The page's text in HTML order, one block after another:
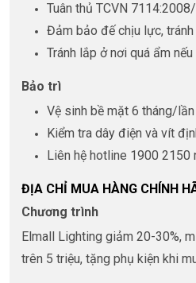
Tuân thủ TCVN
Đảm bảo đế chịu lực, tránh
Tránh lắp ở nơi quá ẩm
Bảo trì
Vệ sinh bề mặt 6 tháng/
Kiểm tra dây điện và vít
Liên hệ hotline 1900 2150
ĐỊA CHỈ MUA HÀNG CHÍNH
Chương trình
Elmall Lighting giảm 20-30%,
trên 5 triệu, tặng phụ kiện khi